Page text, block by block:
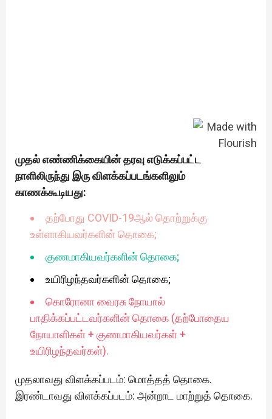
முதல் எண்ணிக்கையின் தரவு எடுக்கப்பட்ட
நாளிலிருந்து இரு விளக்கப்படங்களிலும்
காணக்கூடியது:
தற்போது COVID-19ஆல் தொற்றுக்கு
உள்ளாகியவர்களின் தொகை;
குணமாகியவர்களின் தொகை;
உயிரிழந்தவர்களின் தொகை;
கொரோனா வைரசு நோயால்
பாதிக்கப்பட்டவர்களின் தொகை (தற்போதைய
நோயாளிகள் + குணமாகியவர்கள் +
உயிரிழந்தவர்கள்).
முதலாவது விளக்கப்படம்: மொத்தத் தொகை.
இரண்டாவது விளக்கப்படம்: அன்றாட மாற்றுத் தொகை.